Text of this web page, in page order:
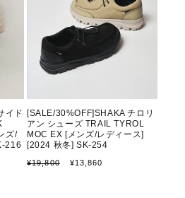
イド
ズ/
216
[SALE/30%OFF]SHAKA チロリ
アン シューズ TRAIL TYROL
MOC EX [メンズ/レディース]
[2024 秋冬] SK-254
通
¥19,800
セ
¥13,860